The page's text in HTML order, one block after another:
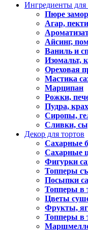
Ингредиенты для
Пюре
Агар,
Айсинг,
Ваниль и
Изомальт,
Ореховая
Мастика
Марципан
Рожки,
Пудра,
Сиропы,
Сливки,
Декор для тортов
Сахарные
Сахарные
Фигурки
Топперы
Посыпки
Топперы в
Цветы
Фрукты,
Топперы в